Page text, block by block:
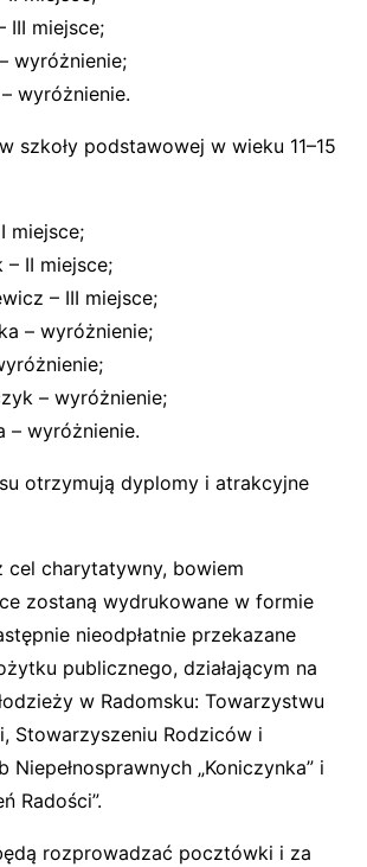
III miejsce;
wyróżnienie;
wyróżnienie.
szkoły podstawowej w wieku 11–15
miejsce;
– II miejsce;
– III miejsce;
– wyróżnienie;
– wyróżnienie;
– wyróżnienie.
otrzymują dyplomy i atrakcyjne
cel charytatywny, bowiem
zostaną wydrukowane w formie
nieodpłatnie przekazane
publicznego, działającym na
w Radomsku: Towarzystwu
Stowarzyszeniu Rodziców i
Niepełnosprawnych „Koniczynka” i
Radości”.
rozprowadzać pocztówki i za